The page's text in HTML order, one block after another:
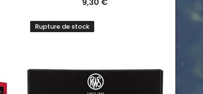
Rupture de stock